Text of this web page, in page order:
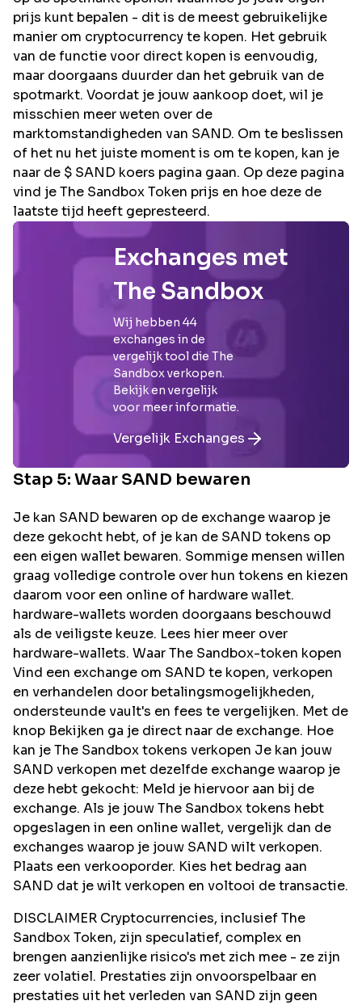
prijs kunt bepalen - dit is de meest gebruikelijke
manier om cryptocurrency te kopen. Het gebruik
van de functie voor direct kopen is eenvoudig,
maar doorgaans duurder dan het gebruik van de
spotmarkt. Voordat je jouw aankoop doet, wil je
misschien meer weten over de
marktomstandigheden van SAND. Om te beslissen
of het nu het juiste moment is om te kopen, kan je
naar de $ SAND koers pagina gaan. Op deze pagina
vind je The Sandbox Token prijs en hoe deze de
laatste tijd heeft gepresteerd.
Exchanges met
The Sandbox
Wij hebben 44
exchanges in de
vergelijk tool die The
Sandboxverkopen.
Bekijk en vergelijk
voor meer informatie.
Vergelijk Exchanges
Stap 5: Waar SAND bewaren
Je kan SAND bewaren op de exchange waarop je
deze gekocht hebt, of je kan de SAND tokens op
een eigen wallet bewaren. Sommige mensen willen
graag volledige controle over hun tokens en kiezen
daarom voor een online of hardware wallet.
hardware-wallets worden doorgaans beschouwd
als de veiligste keuze. Lees hier meer over
hardware-wallets. Waar The Sandbox-token kopen
Vind een exchange om SAND te kopen, verkopen
en verhandelen door betalingsmogelijkheden,
ondersteunde vault's en fees te vergelijken. Met de
knop Bekijken ga je direct naar de exchange. Hoe
kan je The Sandbox tokens verkopen Je kan jouw
SAND verkopen met dezelfde exchange waarop je
deze hebt gekocht: Meld je hiervoor aan bij de
exchange. Als je jouw The Sandbox tokens hebt
opgeslagen in een online wallet, vergelijk dan de
exchanges waarop je jouw SAND wilt verkopen.
Plaats een verkooporder. Kies het bedrag aan
SAND dat je wilt verkopen en voltooi de transactie.
DISCLAIMER Cryptocurrencies, inclusief The
Sandbox Token, zijn speculatief, complex en
brengen aanzienlijke risico's met zich mee - ze zijn
zeer volatiel. Prestaties zijn onvoorspelbaar en
prestaties uit het verleden van SAND zijn geen